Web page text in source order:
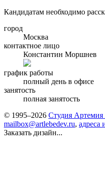
Кандидатам необходимо
город
Москва
контактное лицо
Константин Моршнев
график работы
полный день в офисе
занятость
полная занятость
© 1995–2026 Студия Артемия
mailbox@artlebedev.ru, адреса
Заказать дизайн...